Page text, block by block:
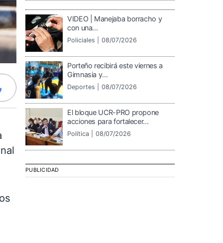
VIDEO | Manejaba borracho y
con una...
Policiales | 08/07/2026
Porteño recibirá este viernes a
Gimnasia y...
Deportes | 08/07/2026
El bloque UCR-PRO propone
acciones para fortalecer...
Política | 08/07/2026
PUBLICIDAD